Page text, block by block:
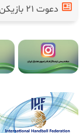
دعوت ۲۱ بازیکن به نهمین اردوی تیم ملی هندبال نوجوانان